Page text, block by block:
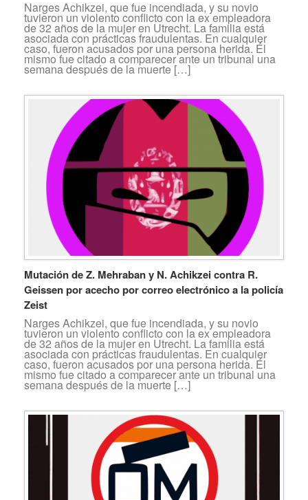
Narges Achikzei, que fue incendiada, y su novio
tuvieron un violento conflicto con la ex empleadora
de 32 años de la mujer en Utrecht. La familia está
asociada con prácticas fraudulentas. En cualquier
caso, fueron acusados por una persona herida. Él
mismo fue citado a comparecer ante un tribunal una
semana después de la muerte […]
Mutación de Z. Mehraban y N. Achikzei contra R.
Geissen por acecho por correo electrónico a la policía
Zeist
Narges Achikzei, que fue incendiada, y su novio
tuvieron un violento conflicto con la ex empleadora
de 32 años de la mujer en Utrecht. La familia está
asociada con prácticas fraudulentas. En cualquier
caso, fueron acusados por una persona herida. Él
mismo fue citado a comparecer ante un tribunal una
semana después de la muerte […]